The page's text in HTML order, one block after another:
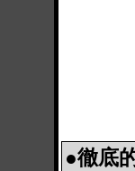
●徹底